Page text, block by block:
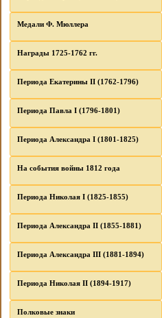
Медали Ф. Мюллера
Награды 1725-1762 гг.
Периода Екатерины II (1762-1796)
Периода Павла I (1796-1801)
Периода Александра I (1801-1825)
На события войны 1812 года
Периода Николая I (1825-1855)
Периода Александра II (1855-1881)
Периода Александра III (1881-1894)
Периода Николая II (1894-1917)
Полковые знаки